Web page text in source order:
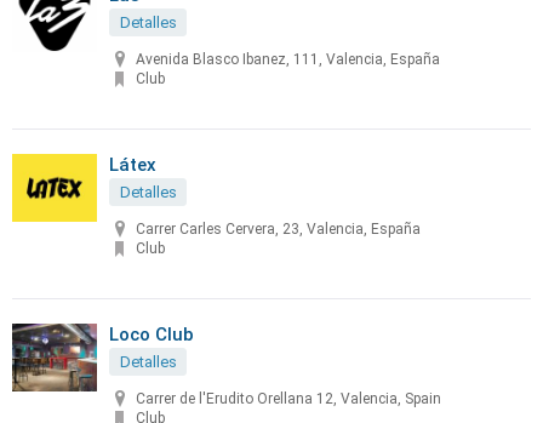
Detalles
Avenida Blasco Ibanez, 111, Valencia, España
Club
Látex
Detalles
Carrer Carles Cervera, 23, Valencia, España
Club
Loco Club
Detalles
Carrer de l'Erudito Orellana 12, Valencia, Spain
Club